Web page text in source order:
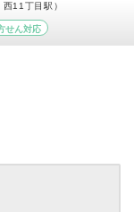
11丁目駅）
せん対応